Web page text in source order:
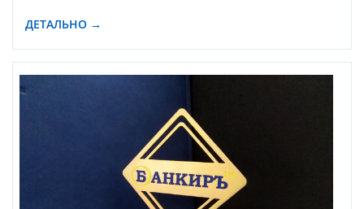
ДЕТАЛЬНО →